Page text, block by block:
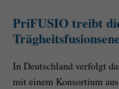
PriFUSIO treibt
In Deutschland verfolgt
mit einem Konsortium